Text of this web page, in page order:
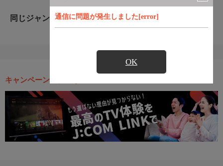
通信に問題が発生しました[error]
OK
同じジャンルのおすすめ番組
キャンペーン・お得な情報